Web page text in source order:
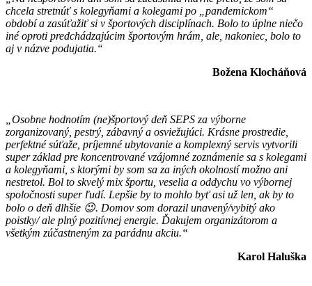
chcela stretnúť s kolegyňami a kolegami po „pandemickom“
období a zasúťažiť si v športových disciplínach. Bolo to úplne niečo
iné oproti predchádzajúcim športovým hrám, ale, nakoniec, bolo to
aj v názve podujatia.“
Božena Klocháňová
„Osobne hodnotím (ne)športový deň SEPS za výborne
zorganizovaný, pestrý, zábavný a osviežujúci. Krásne prostredie,
perfektné súťaže, príjemné ubytovanie a komplexný servis vytvorili
super základ pre koncentrované vzájomné zoznámenie sa s kolegami
a kolegyňami, s ktorými by som sa za iných okolností možno ani
nestretol. Bol to skvelý mix športu, veselia a oddychu vo výbornej
spoločnosti super ľudí. Lepšie by to mohlo byť asi už len, ak by to
bolo o deň dlhšie 😉. Domov som dorazil unavený/vybitý ako
poistky/ ale plný pozitívnej energie. Ďakujem organizátorom a
všetkým zúčastneným za parádnu akciu.“
Karol Haluška